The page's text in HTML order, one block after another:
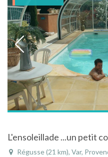
Régusse (21 km), Var,